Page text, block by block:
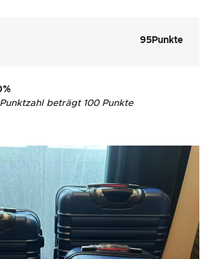
95Punkte
beträgt 100 Punkte